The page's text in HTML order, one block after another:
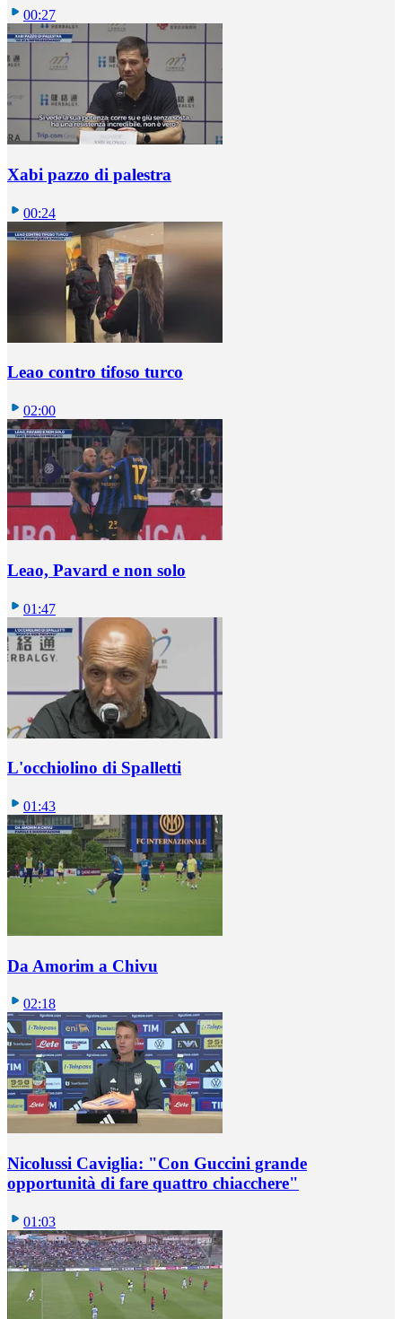
00:27
Xabi pazzo di palestra
00:24
Leao contro tifoso turco
02:00
Leao, Pavard e non solo
01:47
L'occhiolino di Spalletti
01:43
Da Amorim a Chivu
02:18
Nicolussi Caviglia: "Con Guccini grande
opportunità di fare quattro chiacchere"
01:03